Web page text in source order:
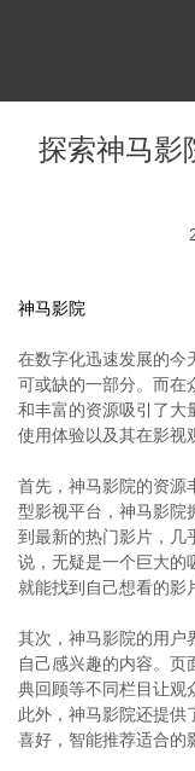
探索神马影
神马影院
在数字化迅速发展的今
可或缺的一部分。而在
和丰富的资源吸引了大
使用体验以及其在影视
首先，神马影院的资源
型影视平台，神马影院
到最新的热门影片，几
说，无疑是一个巨大的
就能找到自己想看的影
其次，神马影院的用户
自己感兴趣的内容。页
典回顾等不同栏目让观
此外，神马影院还提供
喜好，智能推荐适合的